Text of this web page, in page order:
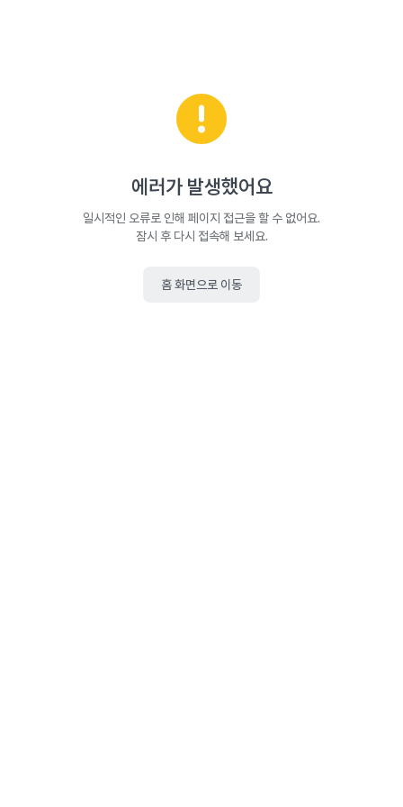
에러가 발생했어요
일시적인 오류로 인해 페이지 접근을 할 수 없어요.
잠시 후 다시 접속해 보세요.
홈 화면으로 이동